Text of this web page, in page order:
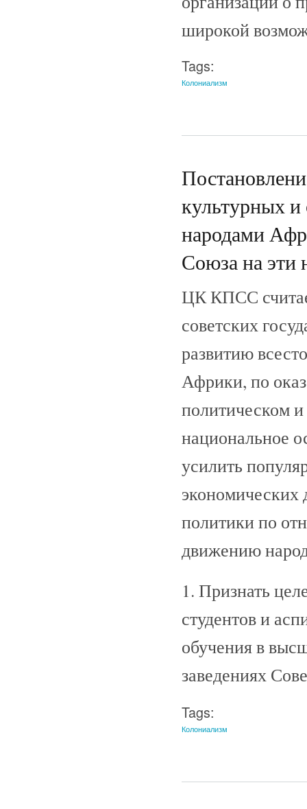
широкой
Tags:
Колониализм
культурных и
народами
Союза на эти
ЦК КПСС
советских
развитию
Африки, по
политическом и
национальное
усилить
экономических
политики по
движению
1. Признать
студентов и
обучения в
заведениях
Tags:
Колониализм